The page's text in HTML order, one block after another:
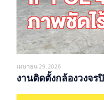
เมษายน 29, 2026
งานติดตั้งกล้องวงจร